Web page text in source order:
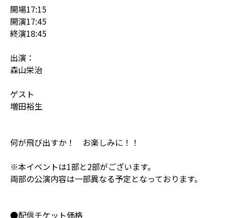
開場17:15
開演17:45
終演18:45
出演：
森山栄治
ゲスト
増田裕生
何が飛び出すか！ お楽しみに！！
※本イベントは1部と2部がございます。
両部の公演内容は一部異なる予定となっております。
●配信チケット価格